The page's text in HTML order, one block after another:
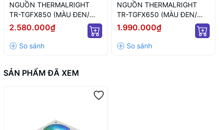
NGUỒN THERMALRIGHT
TR-TGFX850 (MÀU ĐEN/
CHUẨN SFX/ FULL
MODULAR/ 850W)
2.580.000₫
NGUỒN THERMALRIGHT
TR-TGFX650 (MÀU ĐEN/
CHUẨN SFX/ FULL
MODULAR/ 650W)
1.990.000₫
SẢN PHẨM ĐÃ XEM